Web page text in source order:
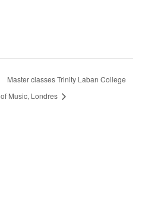
Master classes Trinity Laban College
of Music, Londres